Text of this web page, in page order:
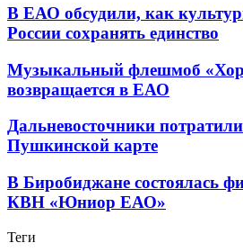
В ЕАО обсудили, как
России сохранять единство
Музыкальный флешмоб
возвращается в ЕАО
Дальневосточники
Пушкинской карте
В Биробиджане состоялась
КВН «Юниор ЕАО»
Теги